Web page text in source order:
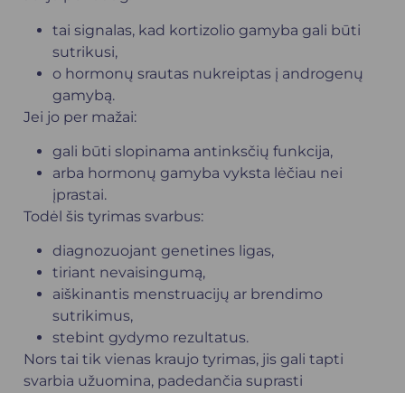
tai signalas, kad kortizolio gamyba gali būti
sutrikusi,
o hormonų srautas nukreiptas į androgenų
gamybą.
Jei jo per mažai:
gali būti slopinama antinksčių funkcija,
arba hormonų gamyba vyksta lėčiau nei
įprastai.
Todėl šis tyrimas svarbus:
diagnozuojant genetines ligas,
tiriant nevaisingumą,
aiškinantis menstruacijų ar brendimo
sutrikimus,
stebint gydymo rezultatus.
Nors tai tik vienas kraujo tyrimas, jis gali tapti
svarbia užuomina, padedančia suprasti